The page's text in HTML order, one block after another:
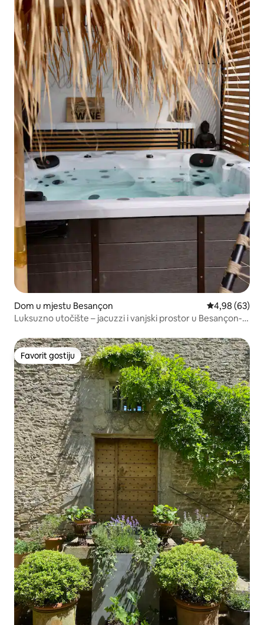
Dom u mjestu Besançon Prosječna
4,98 (63)
Luksuzno utočište – jacuzzi i vanjski prostor u Besançon-
Favorit gostiju
Favorit gostiju